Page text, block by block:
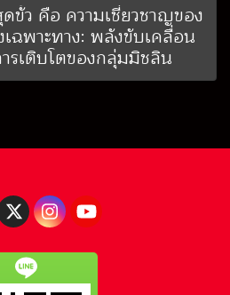
ดขั้ว คือ ความเชี่ยวชาญของ
พาะทาง: พลังขับเคลื่อน
รเติบโตของกลุ่มมิชลิน